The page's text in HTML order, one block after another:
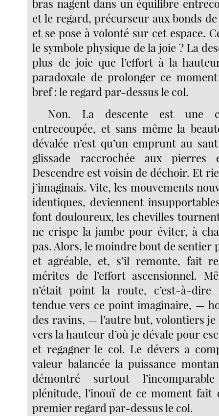
bras nagent dans un équilibre
et le regard, précurseur aux bonds
et se pose à volonté sur cet espace.
le symbole physique de la joie ? La
plus de joie que l’effort à la
paradoxale de prolonger ce
bref : le regard par-dessus le col.
Non. La descente est une
entrecoupée, et sans même la
dévalée n’est qu’un emprunt au
glissade raccrochée aux pierres
Descendre est voisin de déchoir. Et
j’imaginais. Vite, les mouvements
identiques, deviennent
font douloureux, les chevilles
ne crispe la jambe pour éviter, à
pas. Alors, le moindre bout de sentier
et agréable, et, s’il remonte, fait
mérites de l’effort ascensionnel.
n’était point la route, c’est-à-dire
tendue vers ce point imaginaire, —
des ravins, — l’autre but, volontiers
vers la hauteur d’où je dévale pour
et regagner le col. Le dévers a
valeur balancée la puissance
démontré surtout
plénitude, l’inouï de ce moment fait
premier regard par-dessus le col.